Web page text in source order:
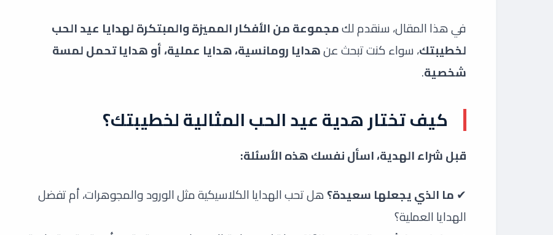
في هذا المقال، سنقدم لكمجموعة من الأفكار المميزة والمبتكرة لهدايا عيد الحب
لخطيبتك، سواء كنت تبحث عنهدايا رومانسية، هدايا عملية، أو هدايا تحمل لمسة
شخصية.
كيف تختار هدية عيد الحب المثالية لخطيبتك؟
قبل شراء الهدية، اسأل نفسك هذه الأسئلة:
✔ما الذي يجعلها سعيدة؟هل تحب الهدايا الكلاسيكية مثل الورود والمجوهرات، أم تفضل
الهدايا العملية؟